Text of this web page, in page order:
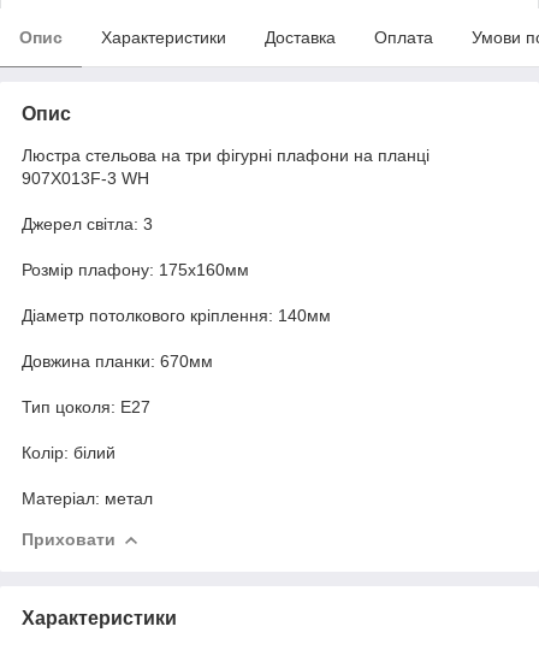
Опис Характеристики Доставка Оплата Умови
Опис
Люстра стельова на три фігурні плафони на планці
907X013F-3 WH
Джерел світла: 3
Розмір плафону: 175х160мм
Діаметр потолкового кріплення: 140мм
Довжина планки: 670мм
Тип цоколя: Е27
Колір: білий
Матеріал: метал
Приховати
Характеристики